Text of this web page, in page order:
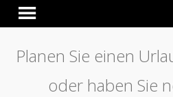
Planen Sie einen
oder haben Sie